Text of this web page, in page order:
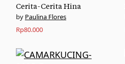
Cerita-Cerita Hina
Paulina Flores
Rp80.000